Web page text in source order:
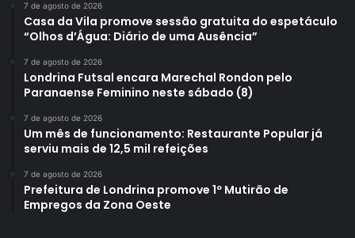
Foto: Pedro Matsuo/Expo Japão
Pavilhão Cultural
Um espaço muito procurado pelo público é o Pavilhão
Cultural, local que traz exposição de objetos, vestimentas,
ikebana (arranjos de flores), bonecas e um local exclusivo
domingo às 14h, com participação aberta para o público.
7 de agosto de 2026
Casa da Vila promove sessão gratuita do espetáculo
“Olhos d’Água: Diário de uma Ausência”
7 de agosto de 2026
Londrina Futsal encara Marechal Rondon pelo
Paranaense Feminino neste sábado (8)
7 de agosto de 2026
Um mês de funcionamento: Restaurante Popular já
serviu mais de 12,5 mil refeições
7 de agosto de 2026
Prefeitura de Londrina promove 1º Mutirão de
Empregos da Zona Oeste